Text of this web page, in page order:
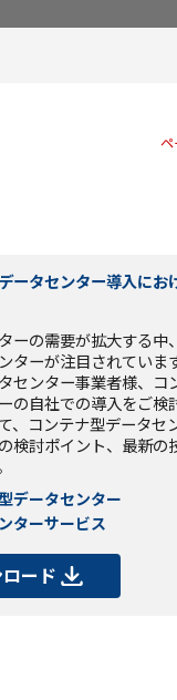
ペ
ータセンター導入にお
ーの需要が拡大する中
ターが注目されていま
センター事業者様、コ
の自社での導入をご検
、コンテナ型データセ
検討ポイント、最新の
データセンター
ターサービス
ード